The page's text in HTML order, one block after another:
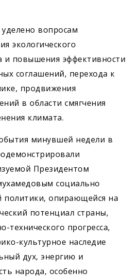
вопросам
экологического
и повышения эффективности
соглашений, перехода к
продвижения
в области смягчения
климата.
минувшей недели в
Президентом
социально
политики, опирающейся на
потенциал страны,
технического прогресса,
культурное наследие
дух, энергию и
народа, особенно